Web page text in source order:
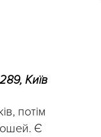
Київ
потім
Є